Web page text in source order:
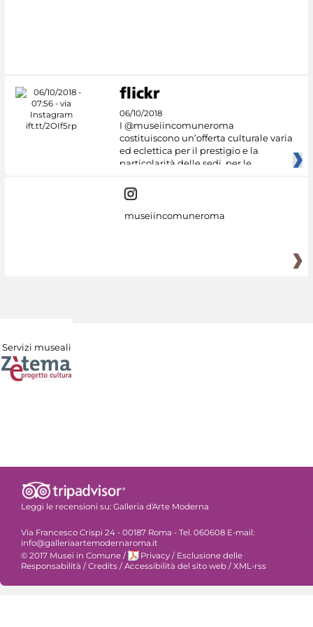
06/10/2018
I @museiincomuneroma
costituiscono un’offerta culturale varia
ed eclettica per il prestigio e la
particolarità delle sedi, per le
museiincomuneroma
Servizi museali
Leggi le recensioni su: Galleria d'Arte Moderna
Via Francesco Crispi 24 - 00187 Roma - Tel. 060608 E-mail:
info@galleriaartemodernaroma.it
© 2017 Musei in Comune / Privacy / Esclusione delle
Responsabilità / Credits / Accessibilità del sito web / XML-rss